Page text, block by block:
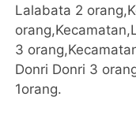
Lalabata 2
3
Donri Donri 3
1orang.